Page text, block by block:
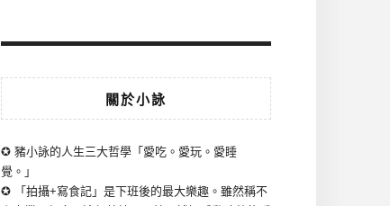
關於小詠
✪ 豬小詠的人生三大哲學「愛吃。愛玩。愛睡
覺。」
✪ 「拍攝+寫食記」是下班後的最大樂趣。雖然稱不